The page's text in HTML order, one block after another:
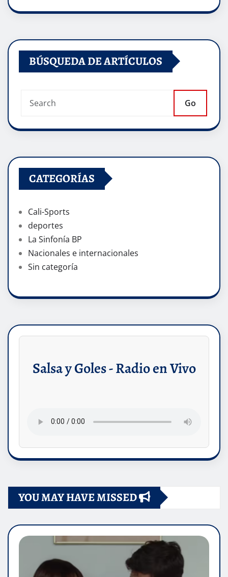
BÚSQUEDA DE ARTÍCULOS
Go
CATEGORÍAS
Cali-Sports
deportes
La Sinfonía BP
Nacionales e internacionales
Sin categoría
Salsa y Goles - Radio en Vivo
YOU MAY HAVE MISSED